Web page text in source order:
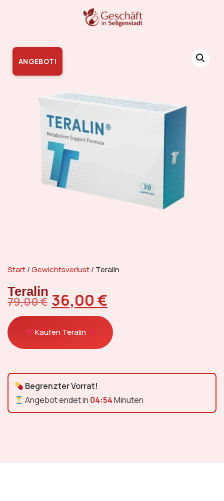
ANGEBOT!
Start/Gewichtsverlust/ Teralin
Teralin
79,00€ 36,00€
Kaufen Teralin
Begrenzter Vorrat!
Angebot endet in 04:53Minuten